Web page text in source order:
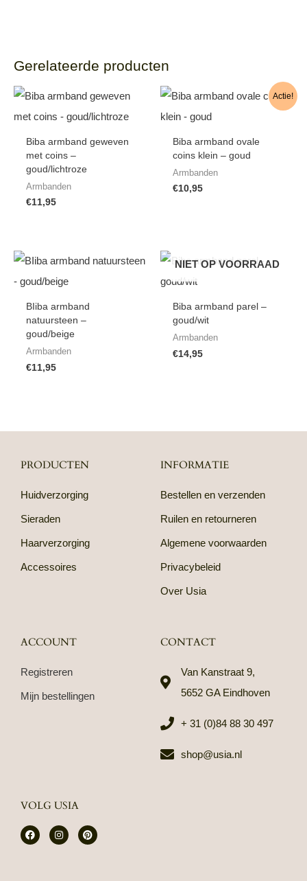
Gerelateerde producten
Biba armband geweven
met coins –
goud/lichtroze
Armbanden
€11,95
Actie!
Biba armband ovale
coins klein – goud
Armbanden
€10,95
BIiba armband
natuursteen –
goud/beige
Armbanden
€11,95
NIET OP VOORRAAD
Biba armband parel –
goud/wit
Armbanden
€14,95
PRODUCTEN
Huidverzorging
Sieraden
Haarverzorging
Accessoires
INFORMATIE
Bestellen en verzenden
Ruilen en retourneren
Algemene voorwaarden
Privacybeleid
Over Usia
ACCOUNT
Registreren
Mijn bestellingen
CONTACT
Van Kanstraat 9,
5652 GA Eindhoven
+ 31 (0)84 88 30 497
shop@usia.nl
VOLG USIA
F
a
I
n
P
i